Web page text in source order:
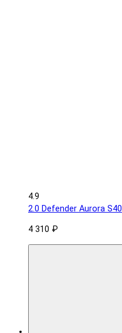
4.9
2.0 Defender Aurora S40
4 310 ₽